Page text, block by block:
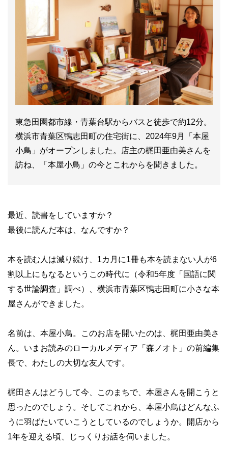
東急田園都市線・青葉台駅からバスと徒歩で約12分。
横浜市青葉区鴨志田町の住宅街に、2024年9月「本屋
小鳥」がオープンしました。店主の梶田亜由美さんを
訪ね、「本屋小鳥」の今とこれからを聞きました。
最近、読書をしていますか？
最後に読んだ本は、なんですか？
本を読む人は減り続け、1カ月に1冊も本を読まない人が6
割以上にもなるというこの時代に（令和5年度「国語に関
する世論調査」調べ）、横浜市青葉区鴨志田町に小さな本
屋さんができました。
名前は、本屋小鳥。このお店を開いたのは、梶田亜由美さ
ん。いまお読みのローカルメディア「森ノオト」の前編集
長で、わたしの大切な友人です。
梶田さんはどうして今、このまちで、本屋さんを開こうと
思ったのでしょう。そしてこれから、本屋小鳥はどんなふ
うに羽ばたいていこうとしているのでしょうか。開店から
1年を迎える頃、じっくりお話を伺いました。